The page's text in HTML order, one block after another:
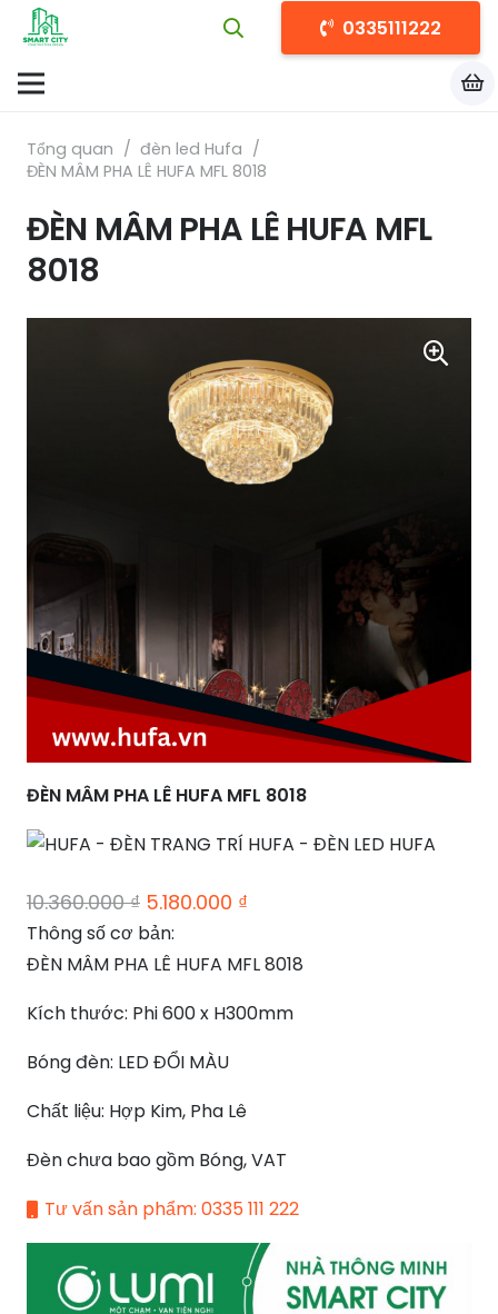
0335111222
Tổng quan / đèn led Hufa /
ĐÈN MÂM PHA LÊ HUFA MFL 8018
ĐÈN MÂM PHA LÊ HUFA MFL
8018
ĐÈN MÂM PHA LÊ HUFA MFL 8018
10.360.000₫ Giá
gốc
là:
5.180.000 ₫
tại
5.180.000 ₫.
Thông số cơ bản:
ĐÈN MÂM PHA LÊ HUFA MFL 8018
Kích thước: Phi 600 x H300mm
Bóng đèn: LED ĐỔI MÀU
Chất liệu: Hợp Kim, Pha Lê
Đèn chưa bao gồm Bóng, VAT
Tư vấn sản phẩm: 0335 111 222